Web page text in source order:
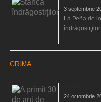
3 septembrie
La Peña de
CRIMA
24 octombrie